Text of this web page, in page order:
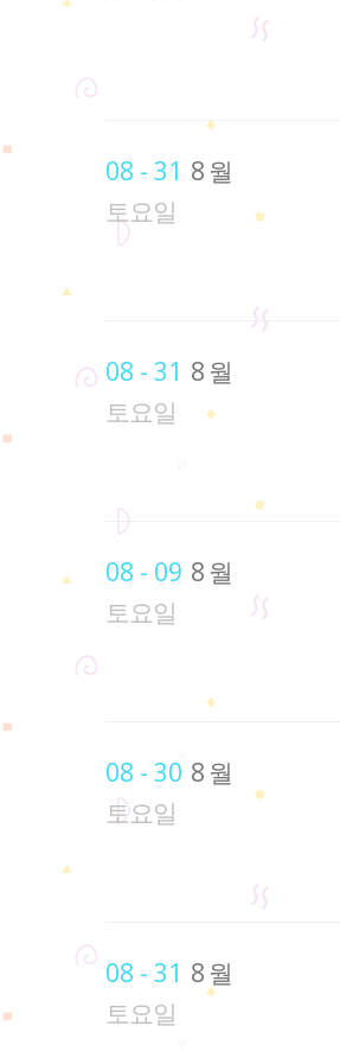
08 - 31 8월
토요일
08 - 31 8월
토요일
08 - 09 8월
토요일
08 - 30 8월
토요일
08 - 31 8월
토요일